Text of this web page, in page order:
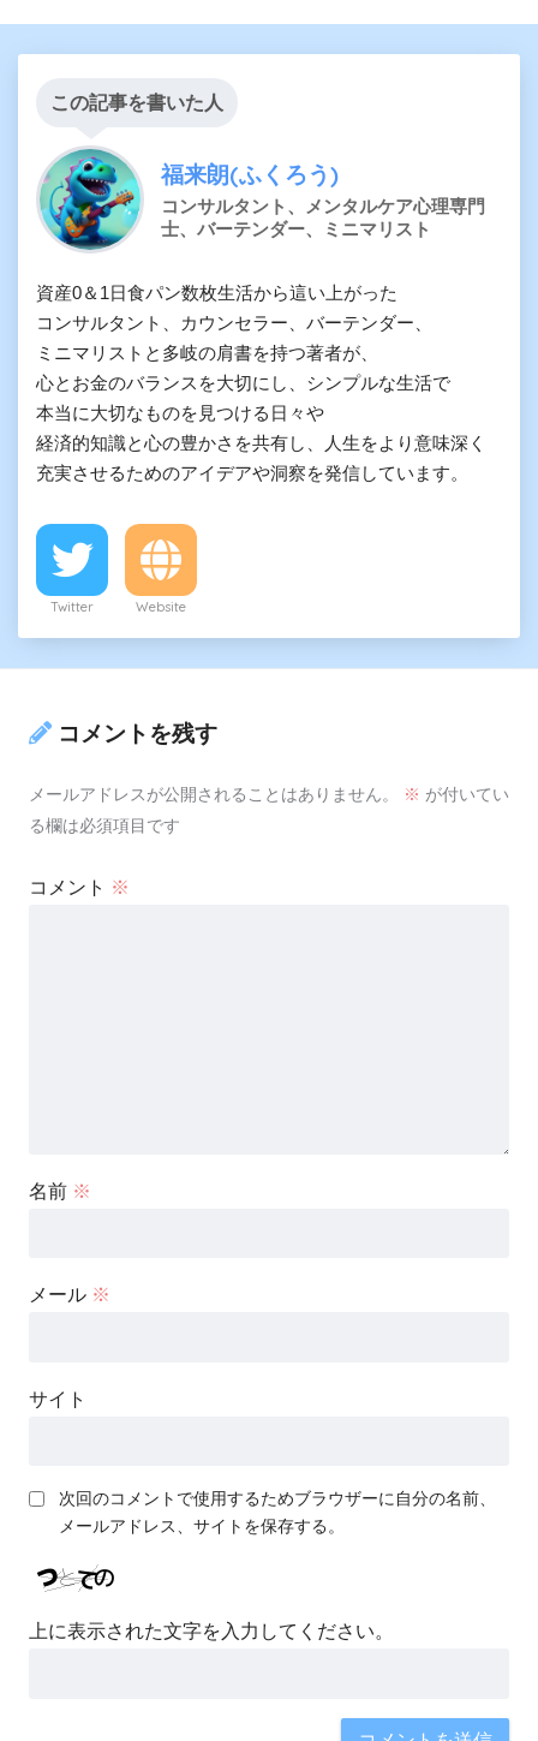
この記事を書いた人
福来朗(ふくろう)
コンサルタント、メンタルケア心理専門
士、バーテンダー、ミニマリスト
資産0＆1日食パン数枚生活から這い上がった
コンサルタント、カウンセラー、バーテンダー、
ミニマリストと多岐の肩書を持つ著者が、
心とお金のバランスを大切にし、シンプルな生活で
本当に大切なものを見つける日々や
経済的知識と心の豊かさを共有し、人生をより意味深く
充実させるためのアイデアや洞察を発信しています。
Twitter Website
コメントを残す
メールアドレスが公開されることはありません。 ※ が付いてい
る欄は必須項目です
コメント ※
名前 ※
メール ※
サイト
次回のコメントで使用するためブラウザーに自分の名前、
メールアドレス、サイトを保存する。
上に表示された文字を入力してください。